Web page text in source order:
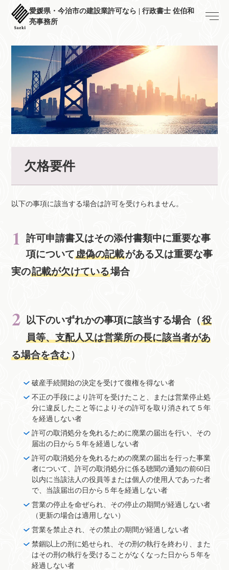
愛媛県・今治市の建設業許可なら | 行政書士 佐伯和
亮事務所
欠格要件
以下の事項に該当する場合は許可を受けられません。
許可申請書又はその添付書類中に重要な事
項について虚偽の記載がある又は重要な事
実の記載が欠けている場合
以下のいずれかの事項に該当する場合（役
員等、支配人又は営業所の長に該当者があ
る場合を含む ）
破産手続開始の決定を受けて復権を得ない者
不正の手段により許可を受けたこと、または営業停止処
分に違反したこと等によりその許可を取り消されて５年
を経過しない者
許可の取消処分を免れるために廃業の届出を行い、その
届出の日から５年を経過しない者
許可の取消処分を免れるための廃業の届出を行った事業
者について、許可の取消処分に係る聴聞の通知の前60日
以内に当該法人の役員等または個人の使用人であった者
で、当該届出の日から５年を経過しない者
営業の停止を命ぜられ、その停止の期間が経過しない者
（更新の場合は適用しない）
営業を禁止され、その禁止の期間が経過しない者
禁錮以上の刑に処せられ、その刑の執行を終わり、また
はその刑の執行を受けることがなくなった日から５年を
経過しない者